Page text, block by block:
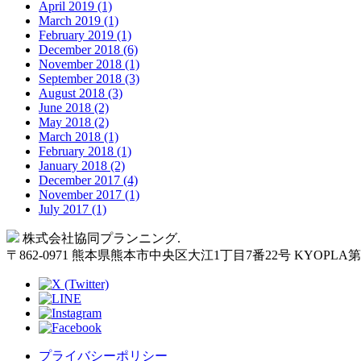
April 2019 (1)
March 2019 (1)
February 2019 (1)
December 2018 (6)
November 2018 (1)
September 2018 (3)
August 2018 (3)
June 2018 (2)
May 2018 (2)
March 2018 (1)
February 2018 (1)
January 2018 (2)
December 2017 (4)
November 2017 (1)
July 2017 (1)
Back
to
Top
株式会社協同プランニング.
〒 862-0971 熊本県熊本市中央区大江1丁目7番22号 KYOPLA
プライバシーポリシー